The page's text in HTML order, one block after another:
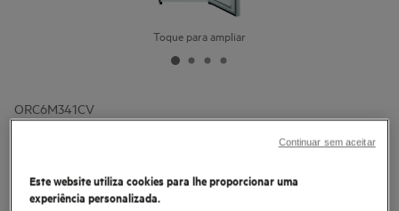
Toque para ampliar
ORC6M341CV
Combinado de livre instalação Série
6000 TwinTech® Total No Frost de
201,7 cm
Este website utiliza cookies para lhe proporcionar uma
experiência personalizada.
Continuar sem aceitar